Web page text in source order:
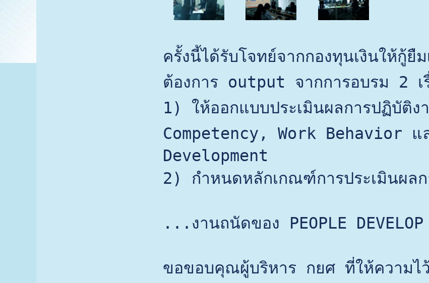
ครั้งนี้ได้รับโจทย์จากกองทุนเงินให้กู้
ต้องการ output จากการอบรม 2 เ
1) ให้ออกแบบประเมินผลการปฏิบัติ
Competency, Work Behavior
Development
2) กำหนดหลักเกณฑ์การประเมินผล
...งานถนัดของ PEOPLE DEVELOP
ขอขอบคุณผู้บริหาร กยศ ที่ให้ความไว้ว